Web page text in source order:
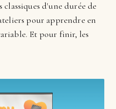
d'une durée de
pour apprendre en
Et pour finir, les